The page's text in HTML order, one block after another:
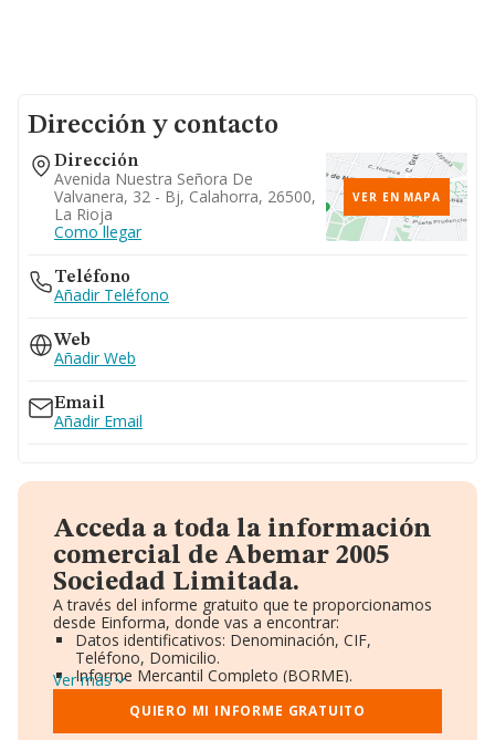
Dirección y contacto
Dirección
Avenida Nuestra Señora De
Valvanera, 32 - Bj, Calahorra, 26500,
La Rioja
Como llegar
VER EN MAPA
Teléfono
Añadir Teléfono
Web
Añadir Web
Email
Añadir Email
Acceda a toda la información
comercial de Abemar 2005
Sociedad Limitada.
A través del informe gratuito que te proporcionamos
desde Einforma, donde vas a encontrar:
Datos identificativos: Denominación, CIF,
Teléfono, Domicilio.
Informe Mercantil Completo (BORME).
Gráficos de Evolución Ventas y Empleados.
Consejo de Administración y Administradores.
Directivos y Ejecutivos.
Ver más
QUIERO MI INFORME GRATUITO